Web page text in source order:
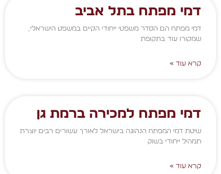
דמי מפתח בתל אביב
דמי מפתח הם הסדר משפטי ייחודי הקיים במשפט הישראלי,
שמקורו עוד בתקופת
קרא עוד »
דמי מפתח למכירה ברמת גן
שיטת דמי המפתח הנהוגה בישראל לאורך עשורים רבים יוצרת
תמהיל ייחודי בשוק
קרא עוד »